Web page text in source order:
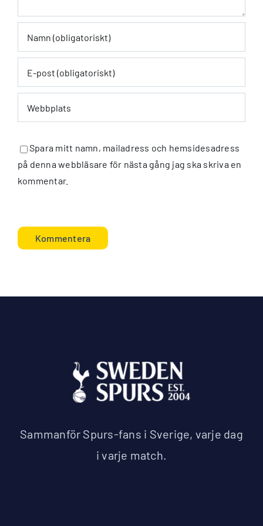
Spara mitt namn, mailadress och hemsidesadress
på denna webbläsare för nästa gång jag ska skriva en
kommentar.
Sammanför Spurs-fans i Sverige, varje dag
i varje match.